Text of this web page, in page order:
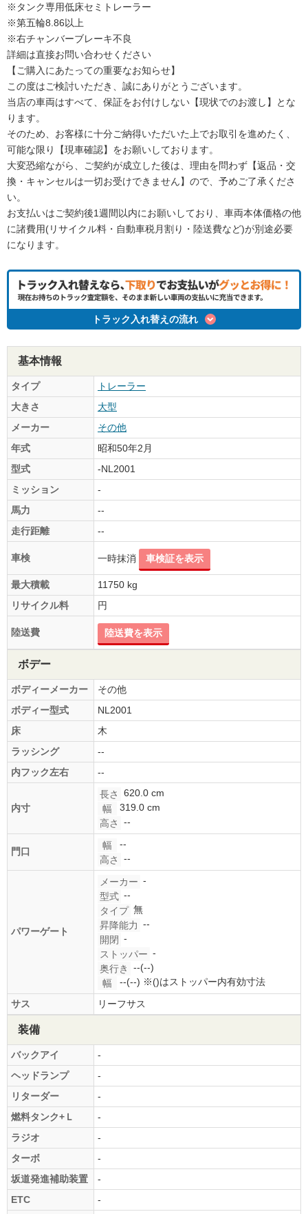
※タンク専用低床セミトレーラー
※第五輪8.86以上
※右チャンバーブレーキ不良
詳細は直接お問い合わせください
【ご購入にあたっての重要なお知らせ】
この度はご検討いただき、誠にありがとうございます。
当店の車両はすべて、保証をお付けしない【現状でのお渡し】とな
ります。
そのため、お客様に十分ご納得いただいた上でお取引を進めたく、
可能な限り【現車確認】をお願いしております。
大変恐縮ながら、ご契約が成立した後は、理由を問わず【返品・交
換・キャンセルは一切お受けできません】ので、予めご了承くださ
い。
お支払いはご契約後1週間以内にお願いしており、車両本体価格の他
に諸費用(リサイクル料・自動車税月割り・陸送費など)が別途必要
になります。
トラック入れ替えの流れ
基本情報
タイプ
トレーラー
大きさ
大型
メーカー
その他
年式
昭和50年2月
型式
-NL2001
ミッション
-
馬力
--
走行距離
--
車検 一時抹消 車検証を表示
最大積載
11750 kg
リサイクル料
円
陸送費 陸送費を表示
ボデー
ボディーメーカー
その他
ボディー型式
NL2001
床
木
ラッシング
--
内フック左右
--
内寸
長さ
620.0 cm
幅
319.0 cm
高さ
--
門口
幅
--
高さ
--
パワーゲート
メーカー -
型式 --
タイプ 無
昇降能力 --
開閉 -
ストッパー -
奥行き
--(--)
幅
--(--) ※()はストッパー内有効寸法
サス
リーフサス
装備
バックアイ
-
ヘッドランプ
-
リターダー
-
燃料タンク+Ｌ
-
ラジオ
-
ターボ
-
坂道発進補助装置
-
ETC
-